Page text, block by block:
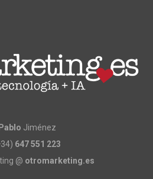
Jiménez
647 551 223
@ otromarketing.es